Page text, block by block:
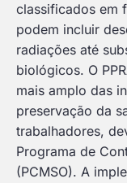
classificados em
podem incluir
radiações até
biológicos. O
mais amplo das
preservação da
trabalhadores,
Programa de
(PCMSO). A